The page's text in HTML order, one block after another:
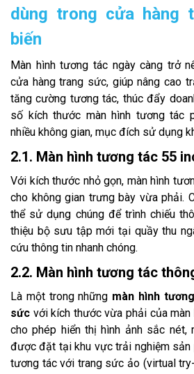
dùng trong cửa hàng
biến
Màn hình tương tác ngày càng trở
cửa hàng trang sức, giúp nâng cao
tăng cường tương tác, thúc đẩy
số kích thước màn hình tương tác
nhiều không gian, mục đích sử dụng
2.1. Màn hình tương tác 55
Với kích thước nhỏ gọn, màn hình
cho không gian trưng bày vừa phải.
thể sử dụng chúng để trình chiếu
thiệu bộ sưu tập mới tại quầy thu
cứu thông tin nhanh chóng.
2.2. Màn hình tương tác
Là một trong những màn hình
sức với kích thước vừa phải của
cho phép hiển thị hình ảnh sắc nét,
được đặt tại khu vực trải nghiệm sản
tương tác với trang sức ảo (virtual